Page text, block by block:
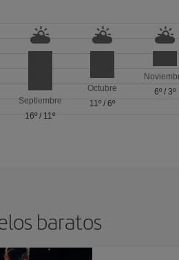
Septiembre
16º/ 11º
Octubre
11º /6º
6º/ 3º
baratos